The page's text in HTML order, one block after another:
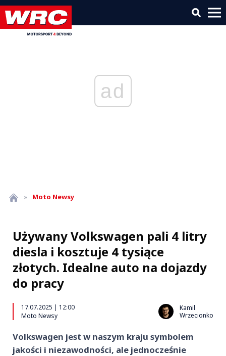
ad
» Moto Newsy
Używany Volkswagen pali 4 litry
diesla i kosztuje 4 tysiące
złotych. Idealne auto na dojazdy
do pracy
17.07.2025 | 12:00
Moto Newsy
Kamil
Wrzecionko
Volkswagen jest w naszym kraju symbolem
jakości i niezawodności, ale jednocześnie